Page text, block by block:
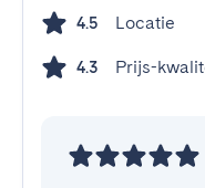
4.5 Locatie
4.3 Prijs-